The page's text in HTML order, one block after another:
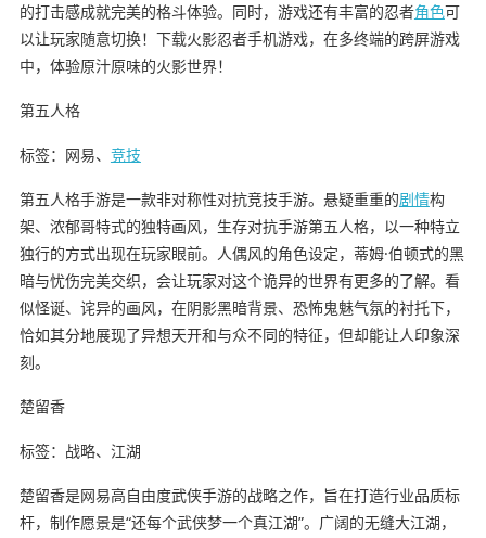
的打击感成就完美的格斗体验。同时，游戏还有丰富的忍者角色可
以让玩家随意切换！下载火影忍者手机游戏，在多终端的跨屏游戏
中，体验原汁原味的火影世界！
第五人格
标签：网易、 竞技
第五人格手游是一款非对称性对抗竞技手游。悬疑重重的剧情构
架、浓郁哥特式的独特画风，生存对抗手游第五人格，以一种特立
独行的方式出现在玩家眼前。人偶风的角色设定，蒂姆·伯顿式的黑
暗与忧伤完美交织，会让玩家对这个诡异的世界有更多的了解。看
似怪诞、诧异的画风，在阴影黑暗背景、恐怖鬼魅气氛的衬托下，
恰如其分地展现了异想天开和与众不同的特征，但却能让人印象深
刻。
楚留香
标签：战略、江湖
楚留香是网易高自由度武侠手游的战略之作，旨在打造行业品质标
杆，制作愿景是“还每个武侠梦一个真江湖”。广阔的无缝大江湖，